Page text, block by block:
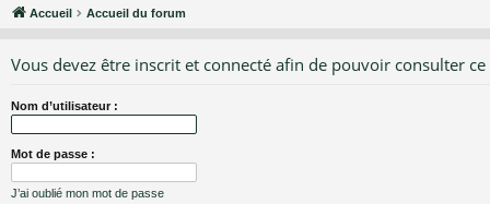
co
s
Accueil Accueil du forum
Vous devez être inscrit et connecté afin de pouvoir consulter
Nom d’utilisateur :
Mot de passe :
J’ai oublié mon mot de passe